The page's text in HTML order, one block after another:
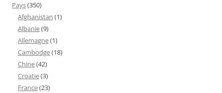
Pays(350)
Afghanistan (1)
Albanie(9)
Allemagne(1)
Cambodge(18)
Chine(42)
Croatie(3)
France(23)